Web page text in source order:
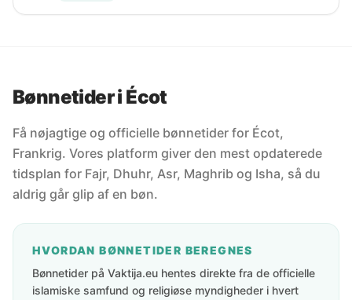
Bønnetider i Écot
Få nøjagtige og officielle bønnetider for Écot,
Frankrig. Vores platform giver den mest opdaterede
tidsplan for Fajr, Dhuhr, Asr, Maghrib og Isha, så du
aldrig går glip af en bøn.
HVORDAN BØNNETIDER BEREGNES
Bønnetider på Vaktija.eu hentes direkte fra de officielle
islamiske samfund og religiøse myndigheder i hvert